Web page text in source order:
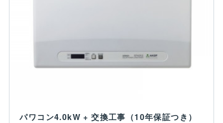
パワコン4.0kW + 交換工事（10年保証つき）